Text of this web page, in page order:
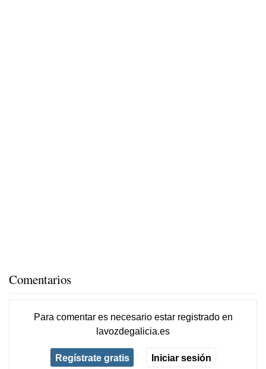
Comentarios
Para comentar es necesario estar registradoen
lavozdegalicia.es
Regístrate gratis Iniciar sesión